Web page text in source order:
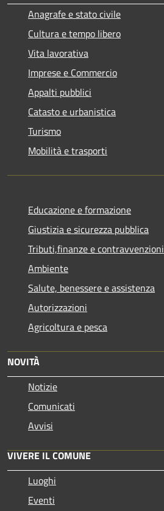
Anagrafe e stato civile
Cultura e tempo libero
Vita lavorativa
Imprese e Commercio
Appalti pubblici
Catasto e urbanistica
Turismo
Mobilità e trasporti
Educazione e formazione
Giustizia e sicurezza pubblica
Tributi,finanze e contravvenzioni
Ambiente
Salute, benessere e assistenza
Autorizzazioni
Agricoltura e pesca
NOVITÀ
Notizie
Comunicati
Avvisi
VIVERE IL COMUNE
Luoghi
Eventi